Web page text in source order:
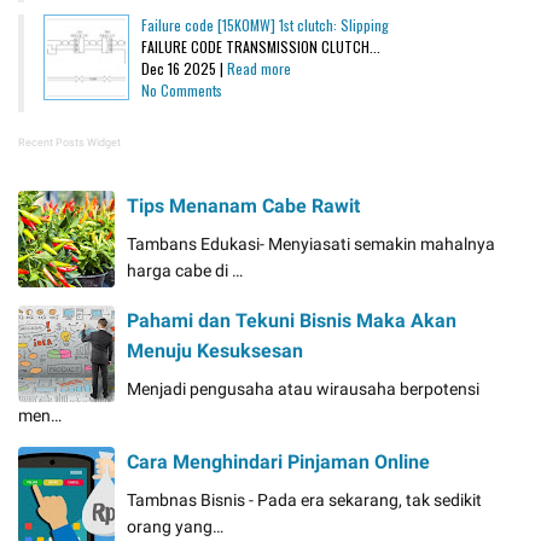
Failure code [15K0MW] 1st clutch: Slipping
FAILURE CODE TRANSMISSION CLUTCH...
Dec 16 2025 | Read more
No Comments
Recent Posts Widget
Tips Menanam Cabe Rawit
Tambans Edukasi- Menyiasati semakin mahalnya
harga cabe di …
Pahami dan Tekuni Bisnis Maka Akan
Menuju Kesuksesan
Menjadi pengusaha atau wirausaha berpotensi
men…
Cara Menghindari Pinjaman Online
Tambnas Bisnis - Pada era sekarang, tak sedikit
orang yang…